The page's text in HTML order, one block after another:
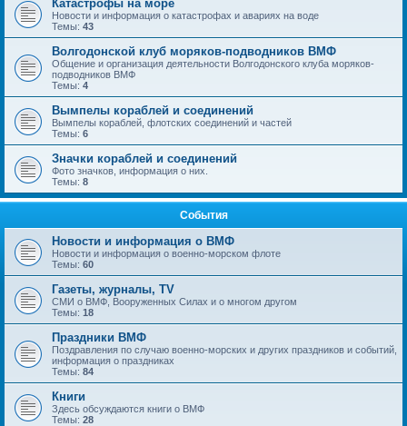
Катастрофы на море
Новости и информация о катастрофах и авариях на воде
Темы: 43
Волгодонской клуб моряков-подводников ВМФ
Общение и организация деятельности Волгодонского клуба моряков-
подводников ВМФ
Темы: 4
Вымпелы кораблей и соединений
Вымпелы кораблей, флотских соединений и частей
Темы: 6
Значки кораблей и соединений
Фото значков, информация о них.
Темы: 8
События
Новости и информация о ВМФ
Новости и информация о военно-морском флоте
Темы: 60
Газеты, журналы, TV
СМИ о ВМФ, Вооруженных Силах и о многом другом
Темы: 18
Праздники ВМФ
Поздравления по случаю военно-морских и других праздников и событий,
информация о праздниках
Темы: 84
Книги
Здесь обсуждаются книги о ВМФ
Темы: 28